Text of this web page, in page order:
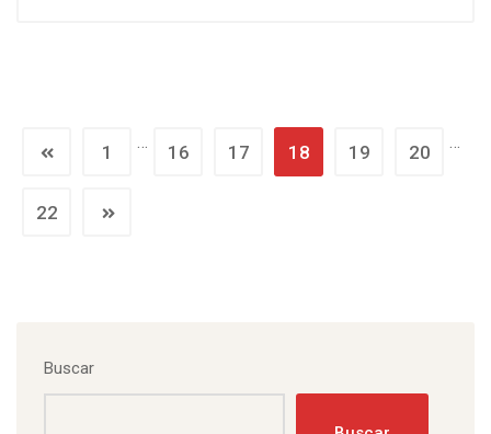
1 16 17 18 19 20
22
Buscar